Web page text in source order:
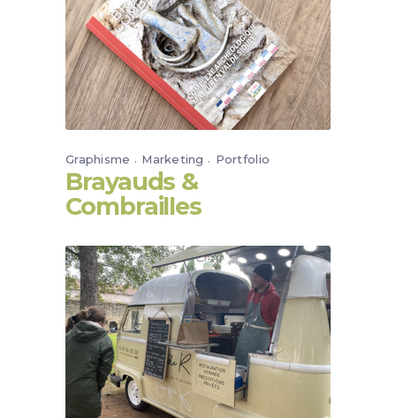
Graphisme Marketing Portfolio
Brayauds &
Combrailles